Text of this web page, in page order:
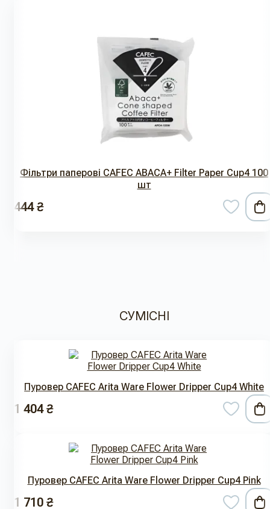
Фільтри паперові CAFEC ABACA+ Filter Paper Cup4 100
шт
444 ₴
СУМІСНІ
Пуровер CAFEC Arita Ware Flower Dripper Cup4 White
1 404 ₴
Пуровер CAFEC Arita Ware Flower Dripper Cup4 Pink
1 710 ₴